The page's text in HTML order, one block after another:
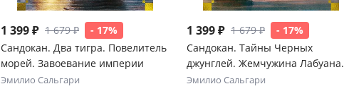
1 399 ₽ 1 679 ₽
- 17%
Сандокан. Два тигра. Повелитель
морей. Завоевание империи
Эмилио Сальгари
1 399 ₽ 1 679 ₽
- 17%
Сандокан. Тайны Черных
джунглей. Жемчужина Лабуана.
Пираты Малайзии
Эмилио Сальгари